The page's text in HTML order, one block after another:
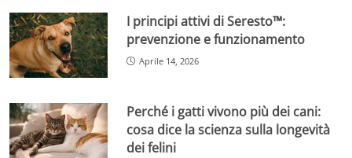
I principi attivi di Seresto™:
prevenzione e funzionamento
Aprile 14, 2026
Perché i gatti vivono più dei cani:
cosa dice la scienza sulla longevità
dei felini